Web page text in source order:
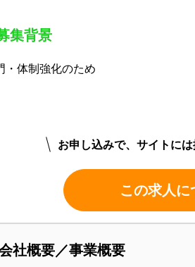
集背景
・体制強化のため
お申し込みで、サイトに
この求人に
社概要／事業概要